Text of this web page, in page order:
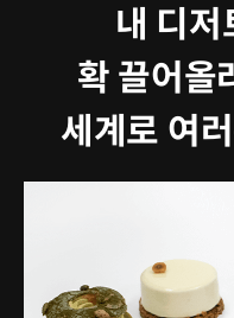
내 디
확 끌어올
세계로 여